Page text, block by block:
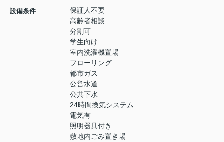
設備条件
保証人不要
高齢者相談
分割可
学生向け
室内洗濯機置場
フローリング
都市ガス
公営水道
公共下水
24時間換気システム
電気有
照明器具付き
敷地内ごみ置き場